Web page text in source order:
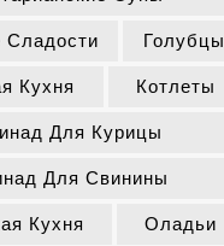
Сладости Голубцы
Кухня Котлеты
Для Курицы
Для Свинины
Кухня Оладьи